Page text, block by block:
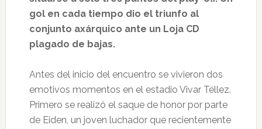
gol en cada tiempo dio el triunfo al
conjunto axárquico ante un Loja CD
plagado de bajas.
Antes del inicio del encuentro se vivieron dos
emotivos momentos en el estadio Vivar Téllez.
Primero se realizó el saque de honor por parte
de Eiden, un joven luchador que recientemente